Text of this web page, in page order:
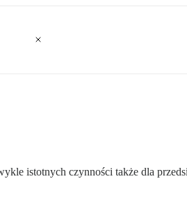
istotnych czynności także dla